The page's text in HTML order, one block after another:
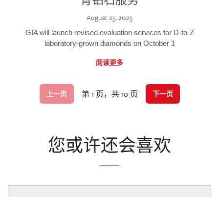
August 25, 2025
GIA will launch revised evaluation services for D-to-Z
laboratory-grown diamonds on October 1
阅读更多
上一页 第 1 页，共 10 页 下一页
您或许还会喜欢